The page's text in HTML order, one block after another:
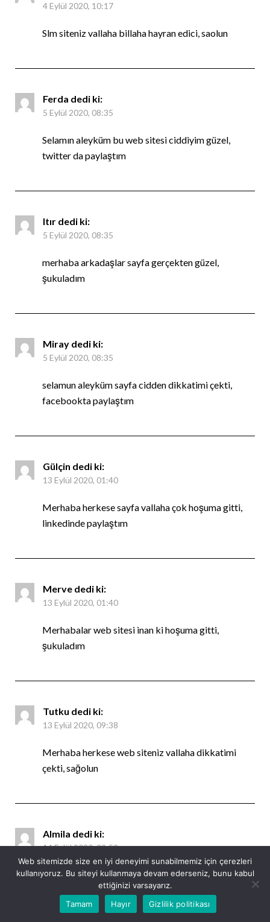
4 Eylül 2020, 10:17
Slm siteniz vallaha billaha hayran edici, saolun
Ferda dedi ki:
5 Eylül 2020, 08:35
Selamın aleyküm bu web sitesi ciddiyim güzel,
twitter da paylaştım
Itır dedi ki:
5 Eylül 2020, 08:35
merhaba arkadaşlar sayfa gerçekten güzel,
şukuladım
Miray dedi ki:
5 Eylül 2020, 08:35
selamun aleyküm sayfa cidden dikkatimi çekti,
facebookta paylaştım
Gülçin dedi ki:
13 Eylül 2020, 01:40
Merhaba herkese sayfa vallaha çok hoşuma gitti,
linkedinde paylaştım
Merve dedi ki:
13 Eylül 2020, 01:40
Merhabalar web sitesi inan ki hoşuma gitti,
şukuladım
Tutku dedi ki:
13 Eylül 2020, 09:38
Merhaba herkese web siteniz vallaha dikkatimi
çekti, sağolun
Almila dedi ki:
14 Eylül 2020, 09:52
Merhabalar paylaşım inan ki çok hoşuma gitti,
twitter da paylaştım
Web sitemizde size en iyi deneyimi sunabilmemiz için çerezleri
kullanıyoruz. Bu siteyi kullanmaya devam ederseniz, bunu kabul
ettiğinizi varsayarız.
Tamam
Hayır Gizlilik politikası